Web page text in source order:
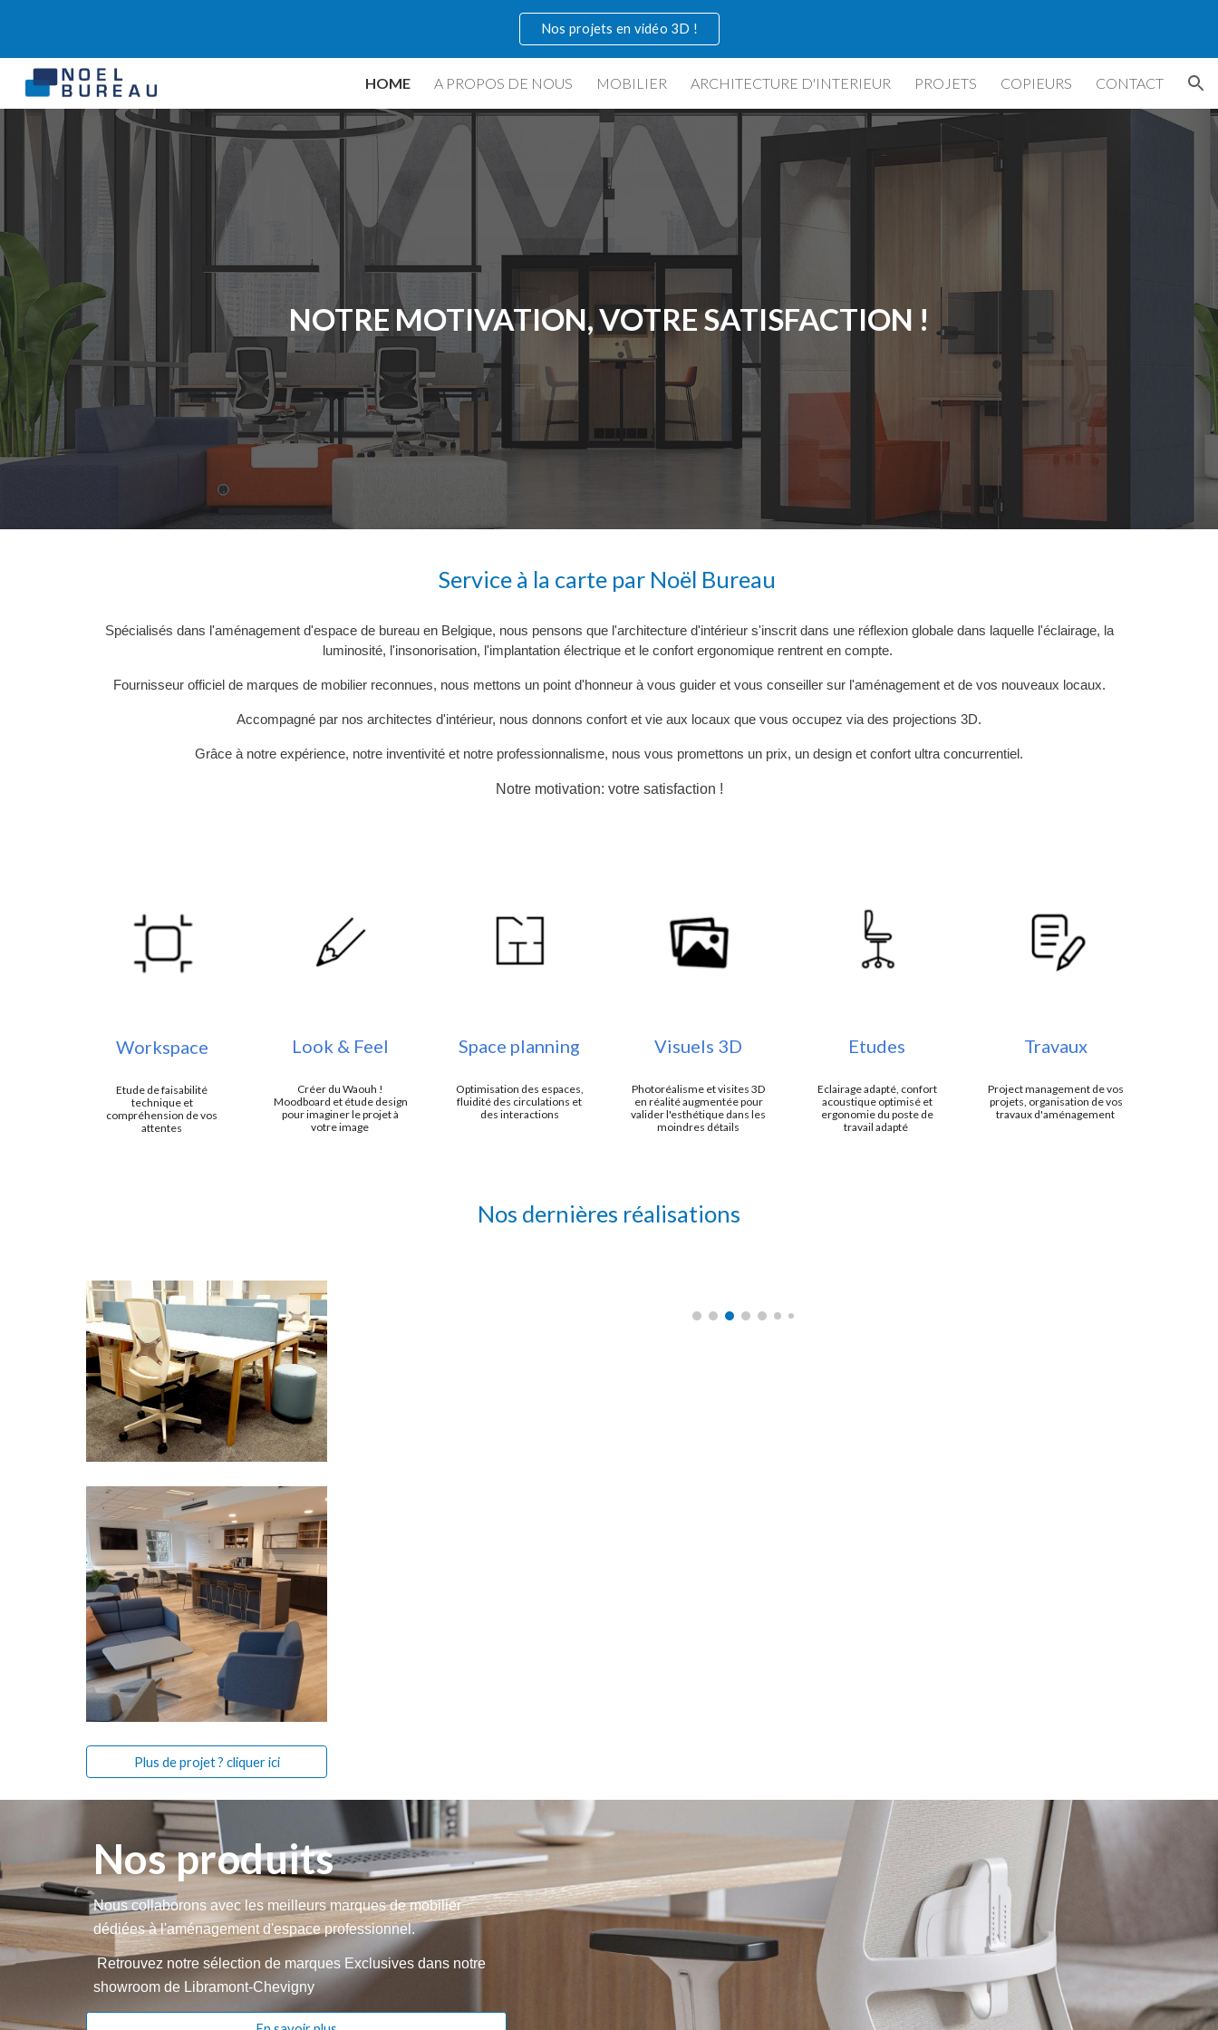
Nos projets en vidéo 3D !
HOME A PROPOS DE NOUS MOBILIER ARCHITECTURE D'INTERIEUR PROJETS COPIEURS CONTACT
NOTRE MOTIVATION, VOTRE SATISFACTION !
Service à la carte par Noël Bureau
Spécialisés dans l'aménagement d'espace de bureau en Belgique, nous pensons que l 'architecture d'intérieurs'inscrit dans une réflexion globaledans laquelle l'éclairage, la
luminosité, l'insonorisation, l'implantation électrique et le confort ergonomique rentrent en compte.
Fournisseur officiel de marques de mobilier reconnues, nous mettons un point d'honneur à vous guider et vous conseiller sur l'aménagement et de vos nouveaux locaux.
Accompagné par nos architectes d'intérieur, nous donnons confort et vie aux locaux que vous occupez via des projections 3D.
Grâce à notre expérience, notre inventivité et notre professionnalisme, nous vous promettons un prix, un design et confort ultra concurrentiel.
Notre motivation: votre satisfaction !
Workspace
Etude de faisabilité
technique et
compréhension de vos
attentes
Look & Feel
Créer du Waouh !
Moodboard et étude design
pour imaginer le projet à
votre image
Space planning
Optimisation des espaces,
fluidité des circulations et
des interactions
Visuels 3D
Photoréalisme et visites 3D
en réalité augmentée pour
valider l'esthétique dans les
moindres détails
Etudes
Eclairage adapté, confort
acoustique optimisé et
ergonomie du poste de
travail adapté
Travaux
Project management de vos
projets, organisation de vos
travaux d'aménagement
Nos dernières réalisations
Plus de projet ? cliquer ici
Nos produits
Nous collaborons avec les meilleursmarquesde mobilier
dédiées à l'aménagement d'espace professionnel.
Retrouvez notre sélection de marques Exclusives dans notre
showroom de Libramont-Chevigny